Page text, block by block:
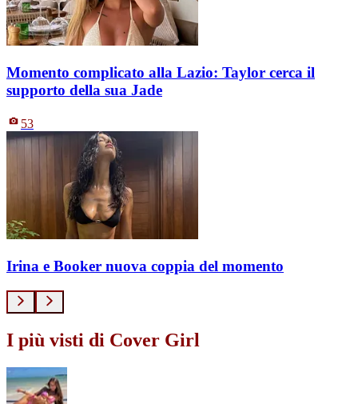
Momento complicato alla Lazio: Taylor cerca il
supporto della sua Jade
53
Irina e Booker nuova coppia del momento
I più visti di Cover Girl